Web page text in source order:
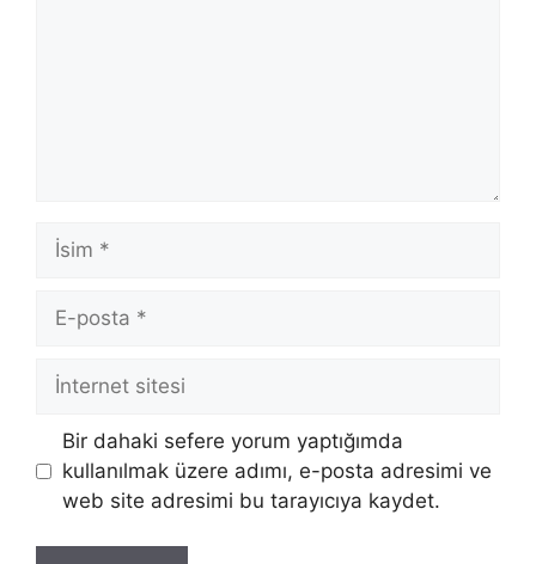
İsim
posta
İnternet
sitesi
Bir dahaki sefere yorum yaptığımda
kullanılmak üzere adımı, e-posta adresimi ve
web site adresimi bu tarayıcıya kaydet.